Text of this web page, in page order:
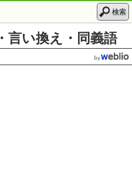
検索
言い換え・同義語